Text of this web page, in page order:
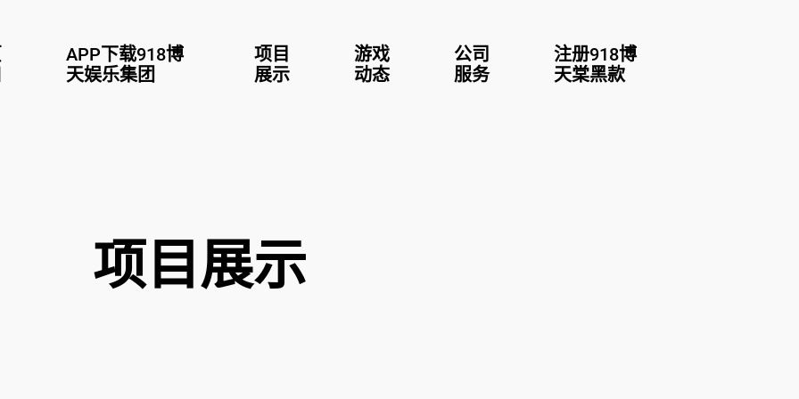
APP下载918博
天娱乐集团
项目
展示
游戏
动态
公司
服务
注册918博
天棠黑款
项目展示